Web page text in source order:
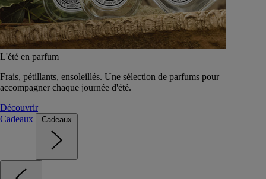
L'été en parfum
Frais, pétillants, ensoleillés. Une sélection de parfums pour
accompagner chaque journée d'été.
Découvrir
Cadeaux
Cadeaux